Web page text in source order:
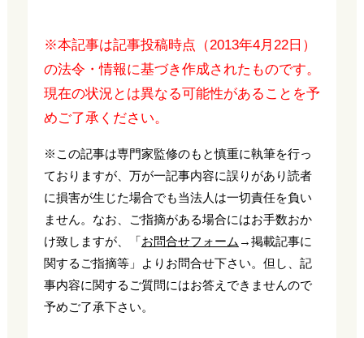
※本記事は記事投稿時点（2013年4月22日）
の法令・情報に基づき作成されたものです。
現在の状況とは異なる可能性があることを予
めご了承ください。
※この記事は専門家監修のもと慎重に執筆を行っ
ておりますが、万が一記事内容に誤りがあり読者
に損害が生じた場合でも当法人は一切責任を負い
ません。なお、ご指摘がある場合にはお手数おか
け致しますが、「お問合せフォーム →掲載記事に
関するご指摘等」よりお問合せ下さい。但し、記
事内容に関するご質問にはお答えできませんので
予めご了承下さい。